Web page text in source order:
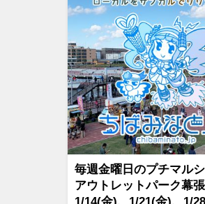
毎週金曜日のプチマル
アウトレットパーク幕